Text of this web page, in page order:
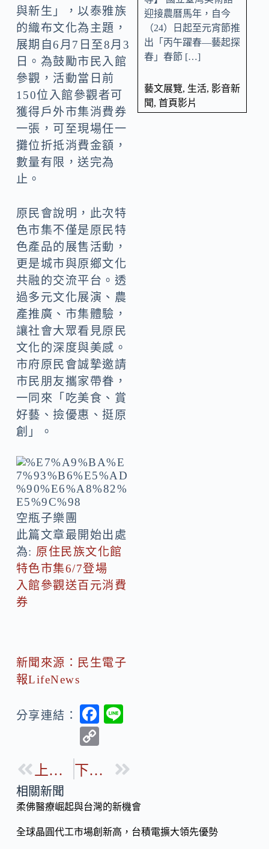
與新生」，以泰雅族
的織布文化為主題，
展期自6月7日至8月3
日。為鼓勵市民入館
參觀，活動當日前
150位入館參觀者可
獲得戶外市集消費券
一張，可至現場任一
攤位折抵消費金額，
數量有限，送完為
止。
原民會說明，此次特
色市集不僅是原民特
色產品的展售活動，
更是城市與原鄉文化
共融的交流平台。透
過多元文化展演、農
產推廣、市集體驗，
讓社會大眾看見原民
文化的深度與美感。
市府原民會誠摯邀請
市民朋友攜家帶眷，
一同來「吃美食、賞
好藝、撿優惠、挺原
創」。
空瓶子樂團
此篇文章最開始出處
為: 原住民族文化館
特色市集6/7登場
入館參觀送百元消費
券
新聞來源：民生電子
報LifeNews
分享連結：
F
b
o
k
p
Li
n
上一篇 下一篇
迎接農曆馬年，自今
（24）日起至元宵節推
出「丙午躍春—藝起探
春」春節 […]
藝文展覽, 生活, 影音新
聞, 首頁影片
相關新聞
柔佛醫療崛起與台灣的新機會
全球晶圓代工市場創新高，台積電擴大領先優勢